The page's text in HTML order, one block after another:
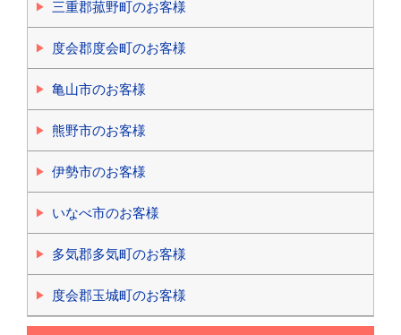
三重郡菰野町のお客様
度会郡度会町のお客様
亀山市のお客様
熊野市のお客様
伊勢市のお客様
いなべ市のお客様
多気郡多気町のお客様
度会郡玉城町のお客様